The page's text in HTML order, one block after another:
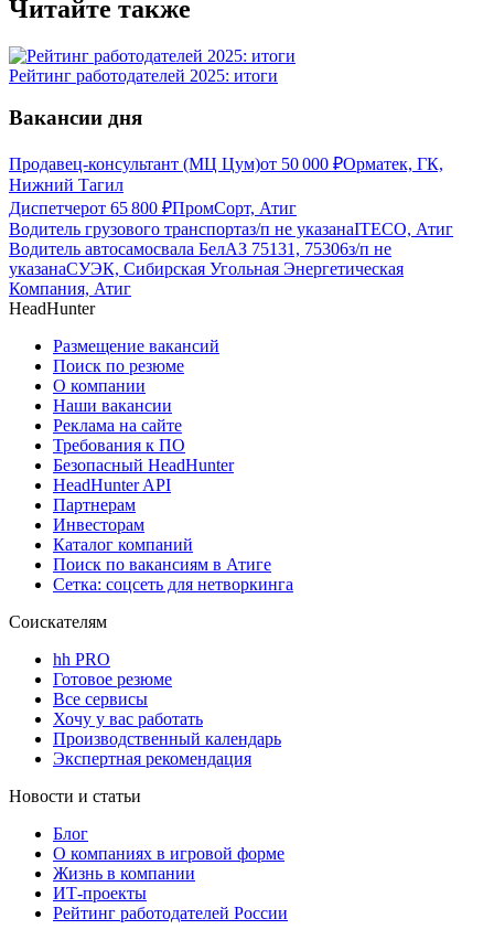
Читайте также
Рейтинг работодателей 2025: итоги
Вакансии дня
Продавец-консультант (МЦ Цум)от 50 000 ₽Орматек, ГК,
Нижний Тагил
Диспетчерот 65 800 ₽ПромCорт, Атиг
Водитель грузового транспортаз/п не указанаITECO, Атиг
Водитель автосамосвала БелАЗ 75131, 75306з/п не
указанаСУЭК, Сибирская Угольная Энергетическая
Компания, Атиг
HeadHunter
Размещение вакансий
Поиск по резюме
О компании
Наши вакансии
Реклама на сайте
Требования к ПО
Безопасный HeadHunter
HeadHunter API
Партнерам
Инвесторам
Каталог компаний
Поиск по вакансиям в Атиге
Сетка: соцсеть для нетворкинга
Соискателям
hh PRO
Готовое резюме
Все сервисы
Хочу у вас работать
Производственный календарь
Экспертная рекомендация
Новости и статьи
Блог
О компаниях в игровой форме
Жизнь в компании
ИТ-проекты
Рейтинг работодателей России